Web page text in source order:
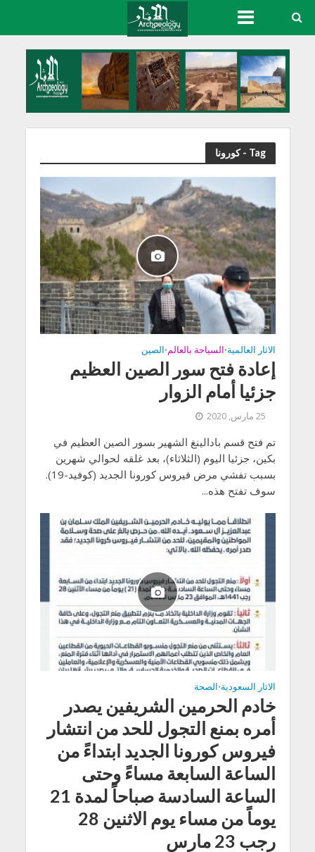
Tag - كورونا
الاثار العالمية•السياحة بالعالم•الصين
إعادة فتح سور الصين العظيم
جزئيا أمام الزوار
25 مارس, 2020
تم فتح قسم بادالينغ الشهير بسور الصين العظيم في
بكين، جزئيا اليوم (الثلاثاء)، بعد غلقه لحوالي شهرين
بسبب تفشي مرض فيروس كورونا الجديد (كوفيد-19).
سوف تفتح هذه...
الاثار السعودية•الصحة
خادم الحرمين الشريفين يصدر
أمره بمنع التجول للحد من انتشار
فيروس كورونا الجديد ابتداءً من
الساعة السابعة مساءً وحتى
الساعة السادسة صباحاً لمدة 21
يوماً من مساء يوم الاثنين 28
رجب 23 مارس